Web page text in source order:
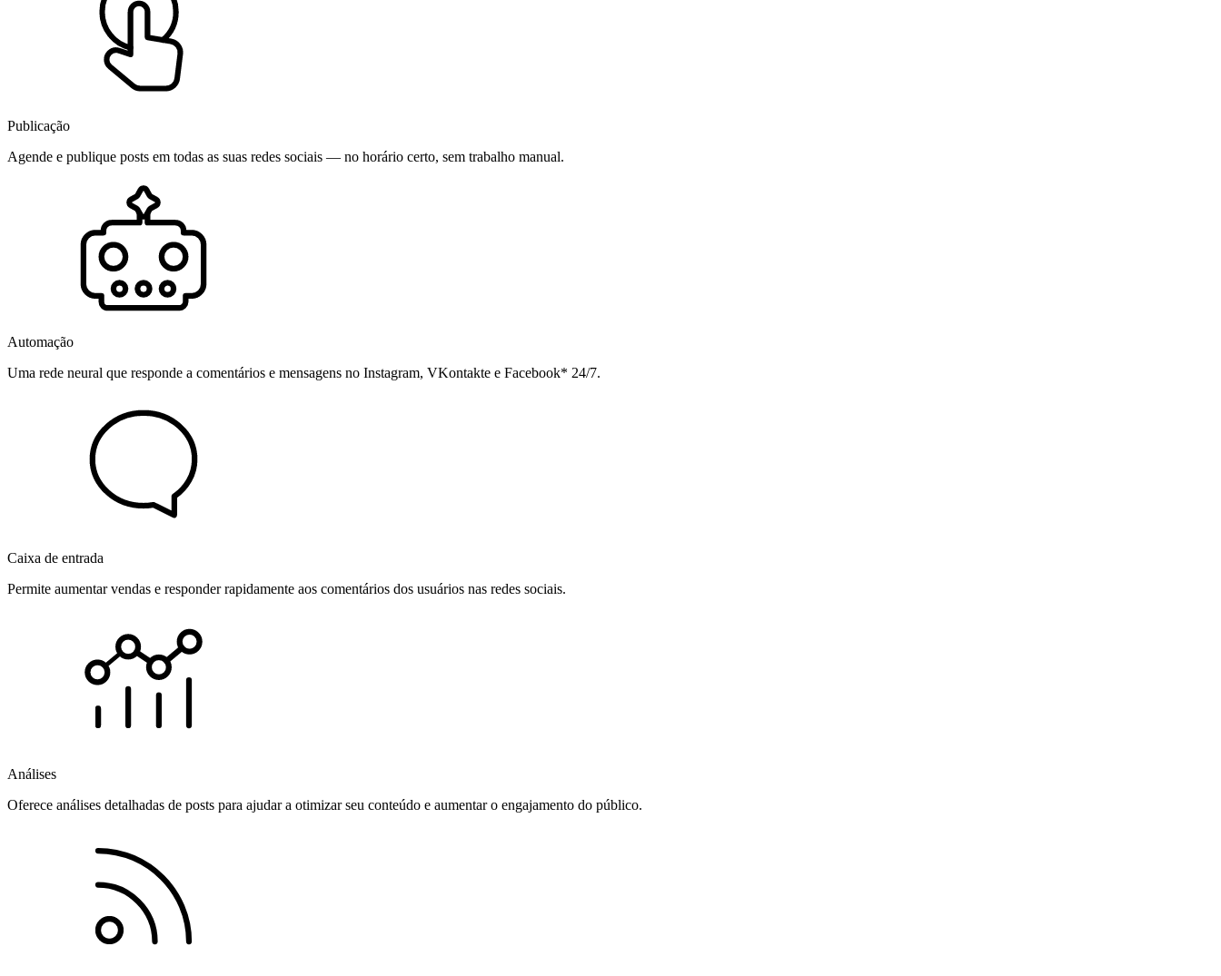
Publicação
Agende e publique posts em todas as suas redes sociais — no horário certo, sem trabalho manual.
Automação
Uma rede neural que responde a comentários e mensagens no Instagram, VKontakte e Facebook* 24/7.
Caixa de entrada
Permite aumentar vendas e responder rapidamente aos comentários dos usuários nas redes sociais.
Análises
Oferece análises detalhadas de posts para ajudar a otimizar seu conteúdo e aumentar o engajamento do público.